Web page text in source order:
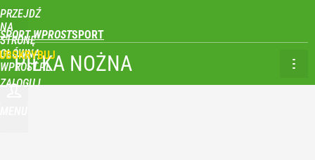
PRZEJDŹ
NA
STRONĘ
GŁÓWNĄ
WPROST.PL
SPORT WPROST
ZALOGUJ
PIŁKA NOŻNA